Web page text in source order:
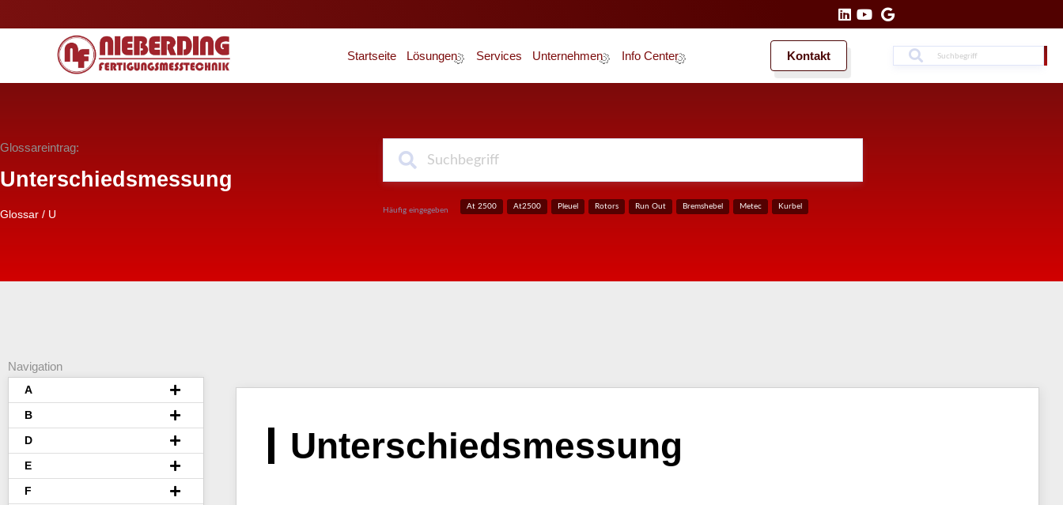
Startseite Lösungen Services
Unternehmen
Über Uns
Info Center
News
Kontakt
Glossareintrag:
Unterschiedsmessung
Glossar / U Häufig eingegeben At 2500 At2500 Pleuel Rotors Run Out Bremshebel Metec Kurbel
Navigation
A
B
D
E
F
Unterschiedsmessung